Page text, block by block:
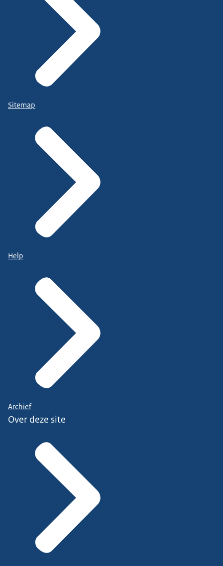
Sitemap
Help
Archief
Over deze site